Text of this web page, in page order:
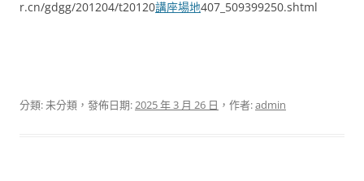
r.cn/gdgg/201204/t20120講座場地407_509399250.shtml
分類: 未分類，發佈日期:2025 年 3 月 26 日 ，作者:admin